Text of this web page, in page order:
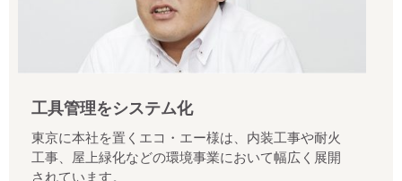
工具管理をシステム化
東京に本社を置くエコ・エー様は、内装工事や耐火
工事、屋上緑化などの環境事業において幅広く展開
されています。